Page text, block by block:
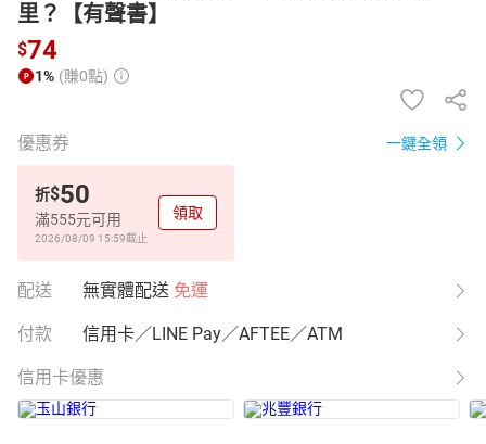
里？【有聲書】
$74
1% (賺0點)
優惠券 一鍵全領
折$50
滿555元可用
2026/08/09 15:59截止
領取
配送 無實體配送 免運
付款 信用卡／LINE Pay／AFTEE／ATM
信用卡優惠